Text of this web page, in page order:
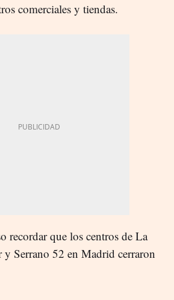
comerciales y tiendas.
recordar que los centros de La
y Serrano 52 en Madrid cerraron